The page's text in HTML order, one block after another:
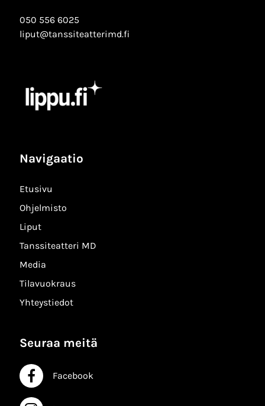
050 556 6025
liput@tanssiteatterimd.fi
Navigaatio
Etusivu
Ohjelmisto
Liput
Tanssiteatteri MD
Media
Tilavuokraus
Yhteystiedot
Seuraa meitä
Facebook
Facebook